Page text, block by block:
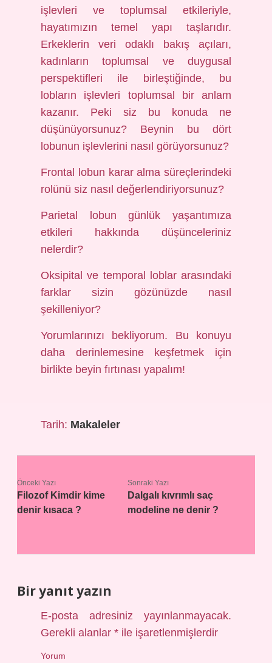
işlevleri ve toplumsal etkileriyle,
hayatımızın temel yapı taşlarıdır.
Erkeklerin veri odaklı bakış açıları,
kadınların toplumsal ve duygusal
perspektifleri ile birleştiğinde, bu
lobların işlevleri toplumsal bir anlam
kazanır. Peki siz bu konuda ne
düşünüyorsunuz? Beynin bu dört
lobunun işlevlerini nasıl görüyorsunuz?
Frontal lobun karar alma süreçlerindeki
rolünü siz nasıl değerlendiriyorsunuz?
Parietal lobun günlük yaşantımıza
etkileri hakkında düşünceleriniz
nelerdir?
Oksipital ve temporal loblar arasındaki
farklar sizin gözünüzde nasıl
şekilleniyor?
Yorumlarınızı bekliyorum. Bu konuyu
daha derinlemesine keşfetmek için
birlikte beyin fırtınası yapalım!
Tarih: Makaleler
Önceki Yazı
Filozof Kimdir kime
denir kısaca ?
Sonraki Yazı
Dalgalı kıvrımlı saç
modeline ne denir ?
Bir yanıt yazın
E-posta adresiniz yayınlanmayacak.
Gerekli alanlar* ile işaretlenmişlerdir
Yorum